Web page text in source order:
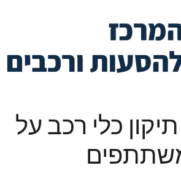
כלי רכב על